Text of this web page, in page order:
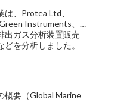
、Protea Ltd、
Instruments、…
出ガス分析装置販売
を分析しました。
概要（Global Marine